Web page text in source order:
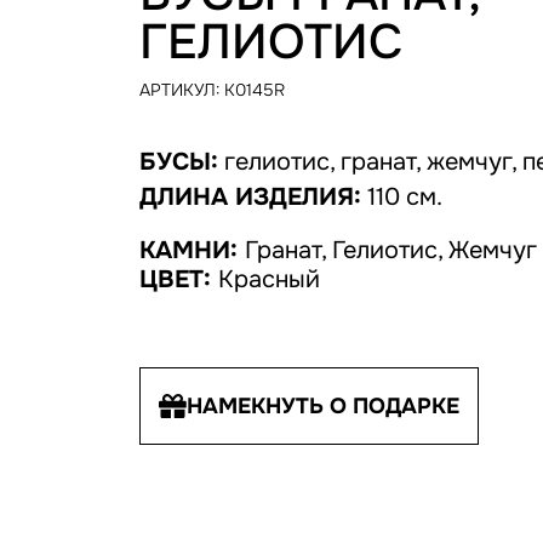
ГЕЛИОТИС
АРТИКУЛ: K0145R
БУСЫ: гелиотис, гранат, жемчуг,
ДЛИНА ИЗДЕЛИЯ: 110 см.
КАМНИ: Гранат, Гелиотис, Жемчуг
ЦВЕТ: Красный
НАМЕКНУТЬ О ПОДАРКЕ